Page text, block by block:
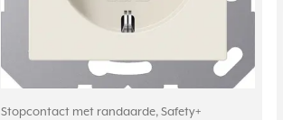
Stopcontact met randaarde, Safety+